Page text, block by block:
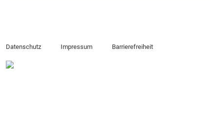
Datenschutz Impressum Barrierefreiheit